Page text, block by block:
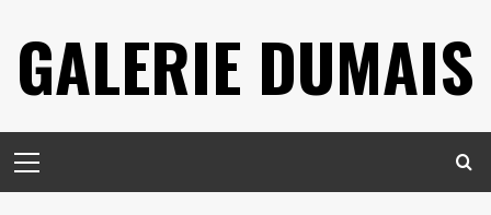
naar
inhoud
GALERIE DUMAIS
menu